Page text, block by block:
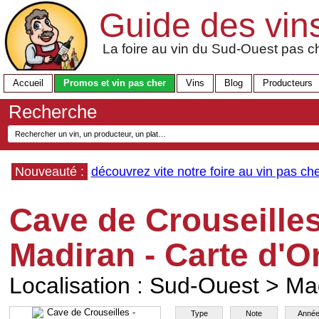
Guide des
La foire au vin du Sud-Ouest pas
Accueil Promos et vin pas cher Vins Blog Producteurs
Recherche
Nouveauté : découvrez vite notre foire au vin pas
Cave de
Madiran - Carte
Localisation : Sud-Ouest >
Type
Note
Année